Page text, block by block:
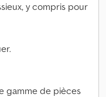
y compris pour
gamme de pièces